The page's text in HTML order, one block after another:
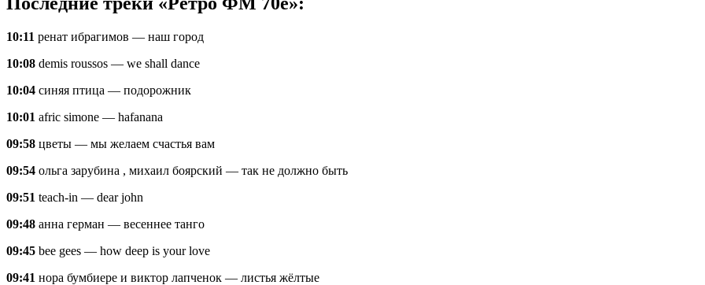
10:11 ренат ибрагимов — наш город
10:08 demis roussos — we shall dance
10:04 синяя птица — подорожник
10:01 afric simone — hafanana
09:58 цветы — мы желаем счастья вам
09:54 ольга зарубина , михаил боярский — так не должно быть
09:51 teach-in — dear john
09:48 анна герман — весеннее танго
09:45 bee gees — how deep is your love
09:41 нора бумбиере и виктор лапченок — листья жёлтые